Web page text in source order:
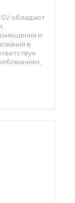
обладают
и
в